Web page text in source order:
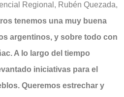
Regional, Rubén Quezada,
tenemos una muy buena
argentinos, y sobre todo con
A lo largo del tiempo
iniciativas para el
Queremos estrechar y